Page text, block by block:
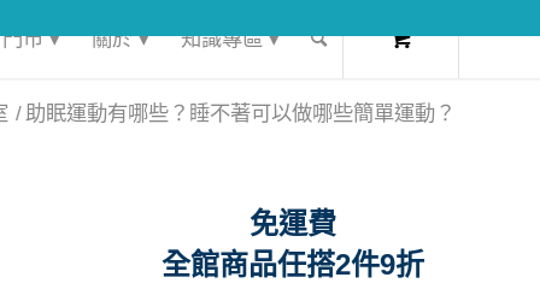
門市 ▾ 關於 ▾ 知識專區 ▾
/ 助眠運動有哪些？睡不著可以做哪些簡單運動？
免運費
全館商品任搭2件9折